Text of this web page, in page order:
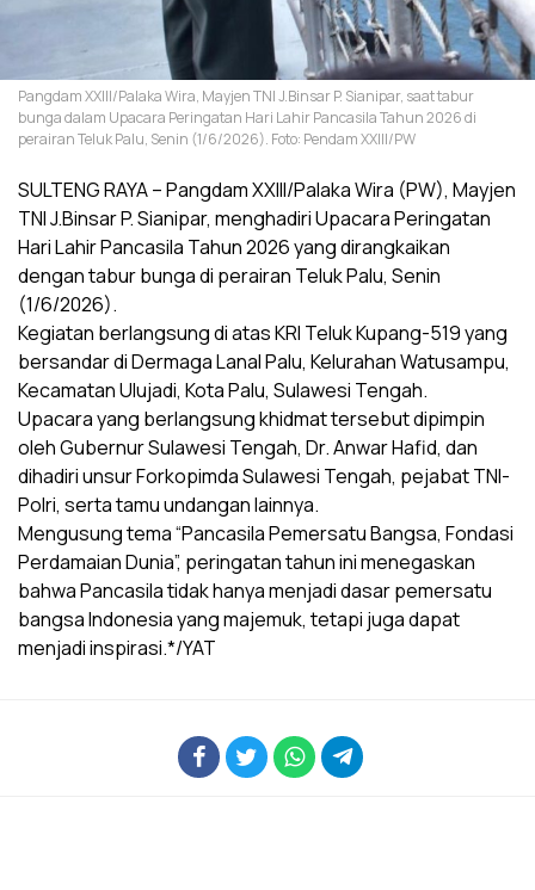
Pangdam XXIII/Palaka Wira, Mayjen TNI J.Binsar P. Sianipar, saat tabur
bunga dalam Upacara Peringatan Hari Lahir Pancasila Tahun 2026 di
perairan Teluk Palu, Senin (1/6/2026). Foto: Pendam XXIII/PW
SULTENG RAYA – Pangdam XXIII/Palaka Wira (PW), Mayjen
TNI J.Binsar P. Sianipar, menghadiri Upacara Peringatan
Hari Lahir Pancasila Tahun 2026 yang dirangkaikan
dengan tabur bunga di perairan Teluk Palu, Senin
(1/6/2026).
Kegiatan berlangsung di atas KRI Teluk Kupang-519 yang
bersandar di Dermaga Lanal Palu, Kelurahan Watusampu,
Kecamatan Ulujadi, Kota Palu, Sulawesi Tengah.
Upacara yang berlangsung khidmat tersebut dipimpin
oleh Gubernur Sulawesi Tengah, Dr. Anwar Hafid, dan
dihadiri unsur Forkopimda Sulawesi Tengah, pejabat TNI-
Polri, serta tamu undangan lainnya.
Mengusung tema “Pancasila Pemersatu Bangsa, Fondasi
Perdamaian Dunia”, peringatan tahun ini menegaskan
bahwa Pancasila tidak hanya menjadi dasar pemersatu
bangsa Indonesia yang majemuk, tetapi juga dapat
menjadi inspirasi.*/YAT